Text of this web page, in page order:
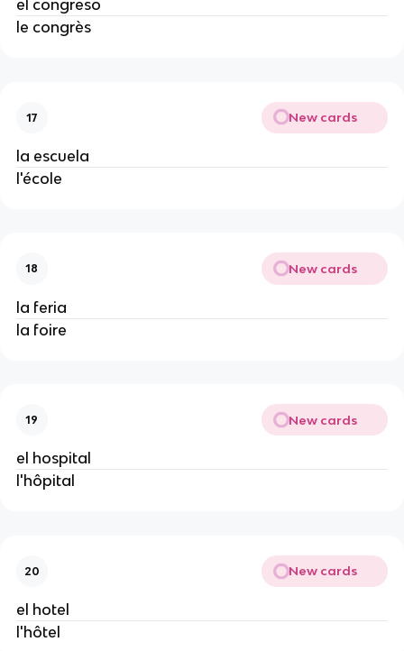
el congreso
le congrès
17 New cards
la escuela
l'école
18 New cards
la feria
la foire
19 New cards
el hospital
l'hôpital
20 New cards
el hotel
l'hôtel